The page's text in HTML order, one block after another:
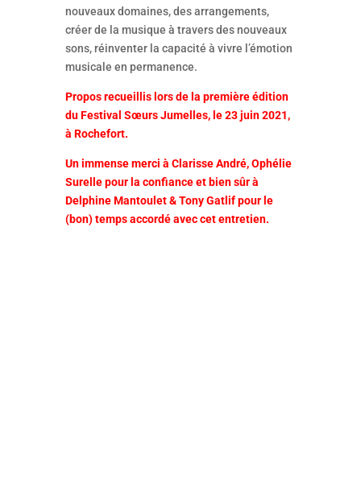
nouveaux domaines, des arrangements,
créer de la musique à travers des nouveaux
sons, réinventer la capacité à vivre l’émotion
musicale en permanence.
Propos recueillis lors de la première édition
du Festival Sœurs Jumelles, le 23 juin 2021,
à Rochefort.
Un immense merci à Clarisse André, Ophélie
Surelle pour la confiance et bien sûr à
Delphine Mantoulet & Tony Gatlif pour le
(bon) temps accordé avec cet entretien.